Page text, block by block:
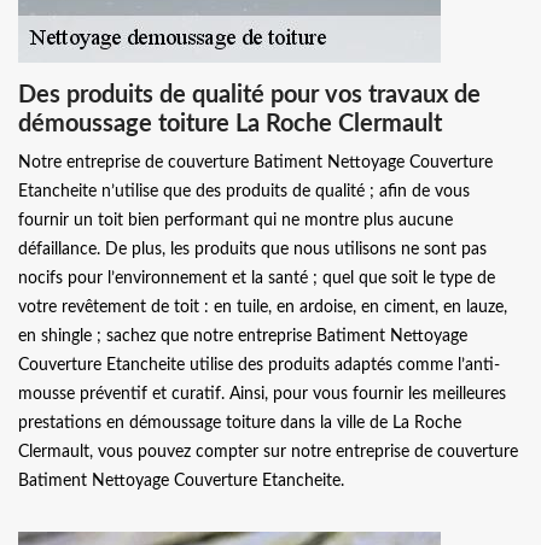
Des produits de qualité pour vos travaux de
démoussage toiture La Roche Clermault
Notre entreprise de couverture Batiment Nettoyage Couverture
Etancheite n’utilise que des produits de qualité ; afin de vous
fournir un toit bien performant qui ne montre plus aucune
défaillance. De plus, les produits que nous utilisons ne sont pas
nocifs pour l’environnement et la santé ; quel que soit le type de
votre revêtement de toit : en tuile, en ardoise, en ciment, en lauze,
en shingle ; sachez que notre entreprise Batiment Nettoyage
Couverture Etancheite utilise des produits adaptés comme l’anti-
mousse préventif et curatif. Ainsi, pour vous fournir les meilleures
prestations en démoussage toiture dans la ville de La Roche
Clermault, vous pouvez compter sur notre entreprise de couverture
Batiment Nettoyage Couverture Etancheite.